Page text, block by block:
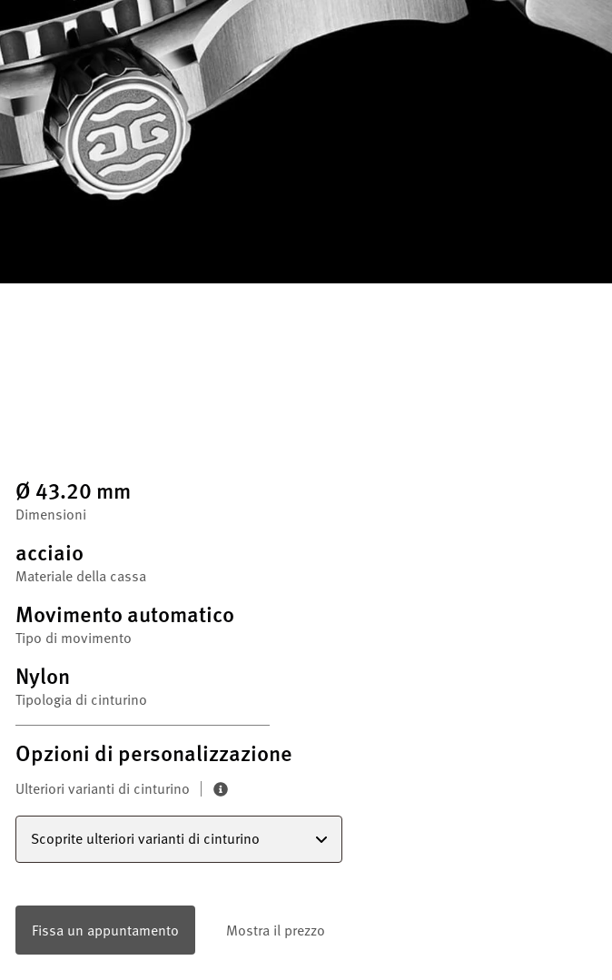
Ø 43.20 mm
Dimensioni
acciaio
Materiale della cassa
Movimento automatico
Tipo di movimento
Nylon
Tipologia di cinturino
Opzioni di personalizzazione
Ulteriori varianti di cinturino
Scoprite ulteriori varianti di cinturino
Fissa un appuntamento Mostra il prezzo